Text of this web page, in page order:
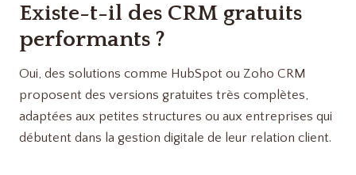
Existe-t-il des CRM gratuits
performants ?
Oui, des solutions comme HubSpot ou Zoho CRM
proposent des versions gratuites très complètes,
adaptées aux petites structures ou aux entreprises qui
débutent dans la gestion digitale de leur relation client.